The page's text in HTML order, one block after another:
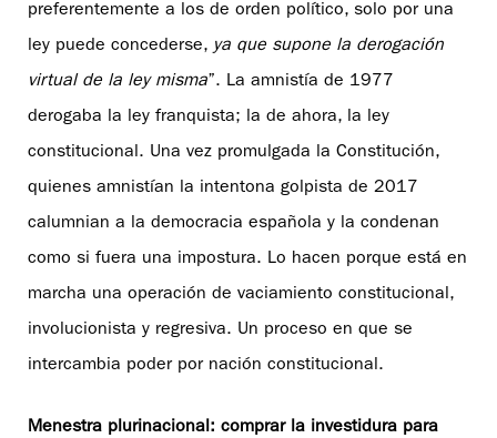
preferentemente a los de orden político, solo por una
ley puede concederse, ya que supone la derogación
virtual de la ley misma”. La amnistía de 1977
derogaba la ley franquista; la de ahora, la ley
constitucional. Una vez promulgada la Constitución,
quienes amnistían la intentona golpista de 2017
calumnian a la democracia española y la condenan
como si fuera una impostura. Lo hacen porque está en
marcha una operación de vaciamiento constitucional,
involucionista y regresiva. Un proceso en que se
intercambia poder por nación constitucional.
Menestra plurinacional: comprar la investidura para